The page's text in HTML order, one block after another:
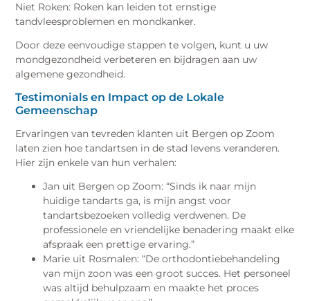
Niet Roken: Roken kan leiden tot ernstige
tandvleesproblemen en mondkanker.
Door deze eenvoudige stappen te volgen, kunt u uw
mondgezondheid verbeteren en bijdragen aan uw
algemene gezondheid.
Testimonials en Impact op de Lokale
Gemeenschap
Ervaringen van tevreden klanten uit Bergen op Zoom
laten zien hoe tandartsen in de stad levens veranderen.
Hier zijn enkele van hun verhalen:
Jan uit Bergen op Zoom: “Sinds ik naar mijn
huidige tandarts ga, is mijn angst voor
tandartsbezoeken volledig verdwenen. De
professionele en vriendelijke benadering maakt elke
afspraak een prettige ervaring.”
Marie uit Rosmalen: “De orthodontiebehandeling
van mijn zoon was een groot succes. Het personeel
was altijd behulpzaam en maakte het proces